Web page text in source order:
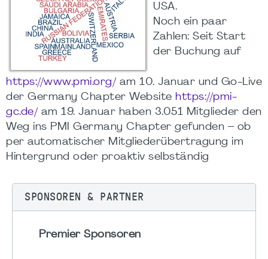
USA.
Noch ein paar
Zahlen: Seit Start
der Buchung auf
https://www.pmi.org/ am 10. Januar und Go-Live
der Germany Chapter Website https://pmi-
gc.de/ am 19. Januar haben 3.051 Mitglieder den
Weg ins PMI Germany Chapter gefunden – ob
per automatischer Mitgliederübertragung im
Hintergrund oder proaktiv selbständig
SPONSOREN & PARTNER
Premier Sponsoren